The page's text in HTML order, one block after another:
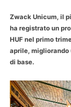
Zwack Unicum, il
ha registrato un
HUF nel primo
aprile, migliorando
di base.